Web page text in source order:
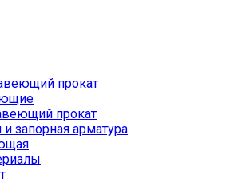
прокат
прокат
запорная арматура